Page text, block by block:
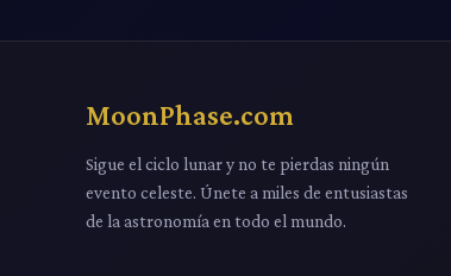
MoonPhase.com
Sigue el ciclo lunar y no te pierdas ningún
evento celeste. Únete a miles de entusiastas
de la astronomía en todo el mundo.